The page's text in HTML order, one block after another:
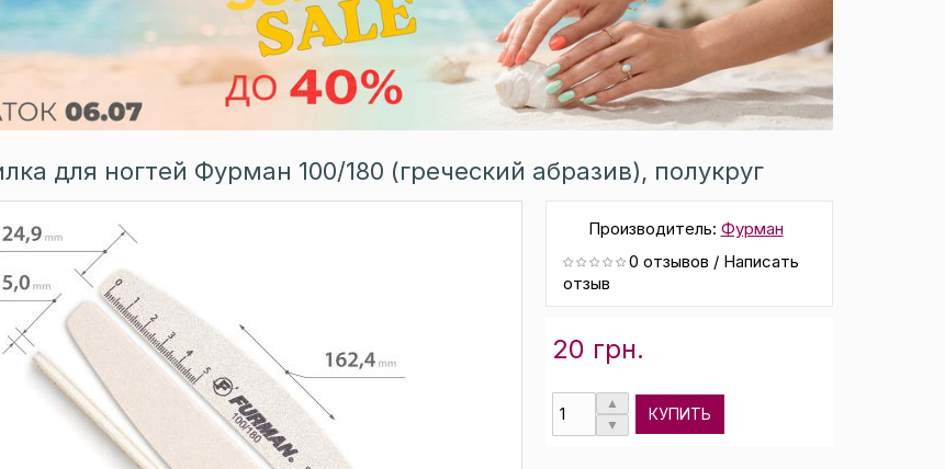
для ногтей Фурман 100/180 (греческий абразив), полукруг
Производитель: Фурман
0 отзывов / Написать
отзыв
20 грн.
КУПИТЬ